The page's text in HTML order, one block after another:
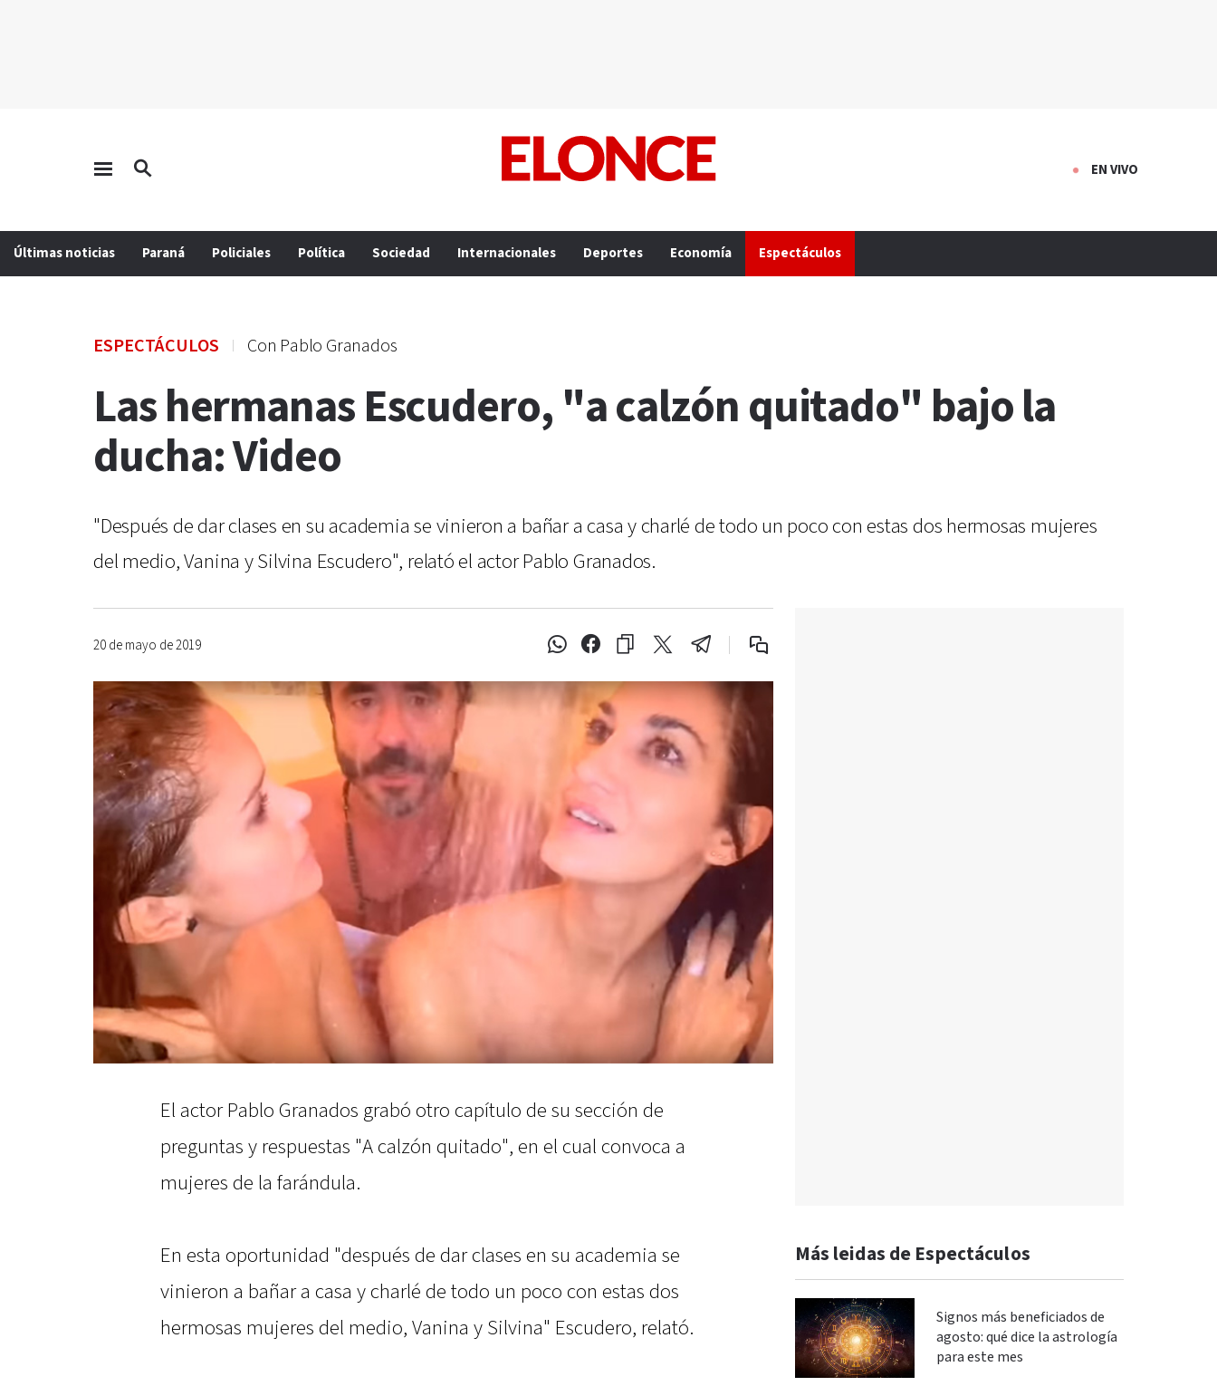
EN VIVO
Últimas noticias Paraná Policiales Política Sociedad Internacionales Deportes Economía Espectáculos
ESPECTÁCULOS Con Pablo Granados
Las hermanas Escudero, "a calzón quitado" bajo la
ducha: Video
"Después de dar clases en su academia se vinieron a bañar a casa y charlé de todo un poco con estas dos hermosas mujeres
del medio, Vanina y Silvina Escudero", relató el actor Pablo Granados.
20 de mayo de 2019
El actor Pablo Granados grabó otro capítulo de su sección de
preguntas y respuestas "A calzón quitado", en el cual convoca a
mujeres de la farándula.
En esta oportunidad "después de dar clases en su academia se
vinieron a bañar a casa y charlé de todo un poco con estas dos
hermosas mujeres del medio, Vanina y Silvina" Escudero, relató.
Más leidas de Espectáculos
Signos más beneficiados de
agosto: qué dice la astrología
para este mes